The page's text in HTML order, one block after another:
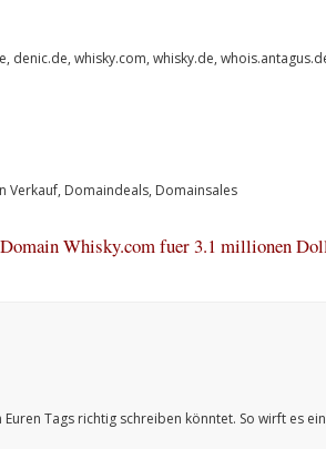
whisky.com, whisky.de,
Verkauf, Domaindeals, Domainsales
Whisky.com fuer 3.1 millionen
Tags richtig schreiben könntet. So wirft es ein